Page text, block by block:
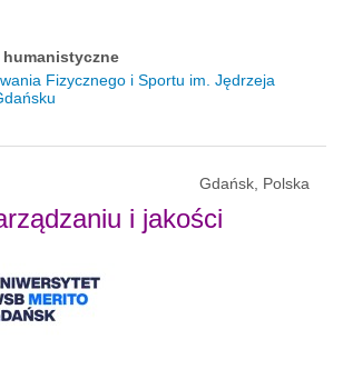
humanistyczne
Fizycznego i Sportu im. Jędrzeja
Gdańsk, Polska
i jakości